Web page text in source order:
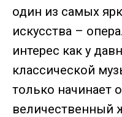
один из самых
искусства –
интерес как у
классической
только начинает
величественный